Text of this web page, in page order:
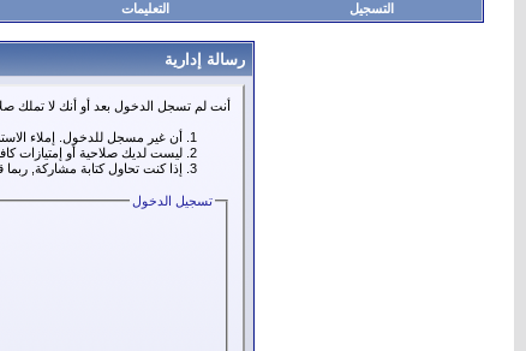
التسجيل التعليمات
رسالة إدارية
أنت لم تسجل الدخول بعد أو أنك لا تملك
أن غير مسجل للدخول. إملاء
ليست لديك صلاحية أو إمتيازات
إذا كنت تحاول كتابة مشاركة,
تسجيل الدخول